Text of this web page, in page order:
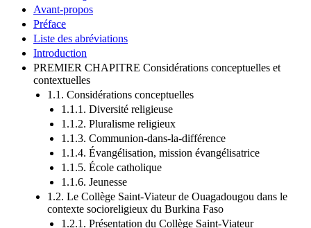
Liste des sigles
Avant-propos
Préface
Liste des abréviations
Introduction
PREMIER CHAPITRE Considérations conceptuelles et
contextuelles
1.1. Considérations conceptuelles
1.1.1. Diversité religieuse
1.1.2. Pluralisme religieux
1.1.3. Communion-dans-la-différence
1.1.4. Évangélisation, mission évangélisatrice
1.1.5. École catholique
1.1.6. Jeunesse
1.2. Le Collège Saint-Viateur de Ouagadougou dans le
contexte socioreligieux du Burkina Faso